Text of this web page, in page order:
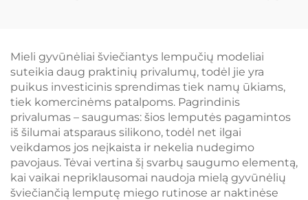
baltu korpusu LED
knygos lempa
ryškiausia skaitymo
lempa juodu korpusu
Mieli gyvūnėliai šviečiantys lempučių modeliai
suteikia daug praktinių privalumų, todėl jie yra
puikus investicinis sprendimas tiek namų ūkiams,
tiek komercinėms patalpoms. Pagrindinis
privalumas – saugumas: šios lemputės pagamintos
iš šilumai atsparaus silikono, todėl net ilgai
veikdamos jos neįkaista ir nekelia nudegimo
pavojaus. Tėvai vertina šį svarbų saugumo elementą,
kai vaikai nepriklausomai naudoja mielą gyvūnėlių
šviečiančią lemputę miego rutinose ar naktinėse